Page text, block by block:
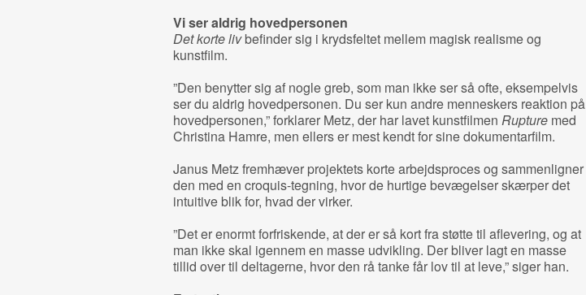
Vi ser aldrig hovedpersonen
Det korte livbefinder sig i krydsfeltet mellem magisk realisme og
kunstfilm.
”Den benytter sig af nogle greb, som man ikke ser så ofte, eksempelvis
ser du aldrig hovedpersonen. Du ser kun andre menneskers reaktion på
hovedpersonen,” forklarer Metz, der har lavet kunstfilmen Rupture med
Christina Hamre, men ellers er mest kendt for sine dokumentarfilm.
Janus Metz fremhæver projektets korte arbejdsproces og sammenligner
den med en croquis-tegning, hvor de hurtige bevægelser skærper det
intuitive blik for, hvad der virker.
”Det er enormt forfriskende, at der er så kort fra støtte til aflevering, og at
man ikke skal igennem en masse udvikling. Der bliver lagt en masse
tillid over til deltagerne, hvor den rå tanke får lov til at leve,” siger han.